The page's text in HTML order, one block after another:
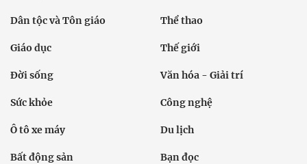
Dân tộc và Tôn giáo Thể thao
Giáo dục Thế giới
Đời sống Văn hóa - Giải trí
Sức khỏe Công nghệ
Ô tô xe máy Du lịch
Bất động sản Bạn đọc